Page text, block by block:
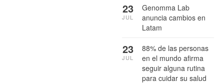
Genomma Lab
anuncia cambios en
Latam
23
JUL
88% de las personas
en el mundo afirma
seguir alguna rutina
para cuidar su salud
23
JUL